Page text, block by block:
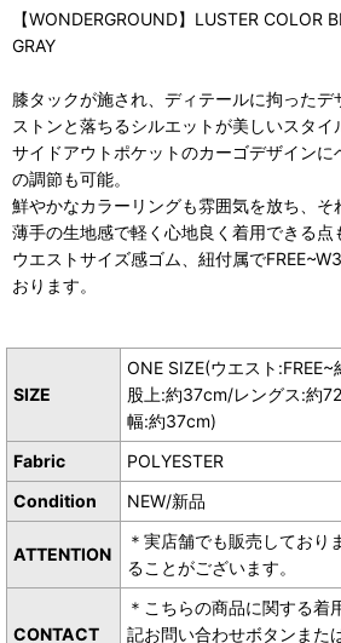
【WONDERGROUND】LUSTER COLOR
GRAY
膝タックが施され、ディテールに拘ったデ
ストンと落ちるシルエットが美しいスタイ
サイドアウトポケットのカーゴデザインに
の調節も可能。
鮮やかなカラーリングも雰囲気を放ち、そ
薄手の生地感で軽く心地良く着用できる点
ウエストサイズ感ゴム、紐付属で
おります。
SIZE
ONE SIZE(ウエスト
股上:約37cm/レングス:約
幅:約37cm)
Fabric
POLYESTER
Condition
NEW/新品
ATTENTION
＊実店舗でも販売しており
ることがございます。
CONTACT
＊こちらの商品に関する着
記お問い合わせボタンまた